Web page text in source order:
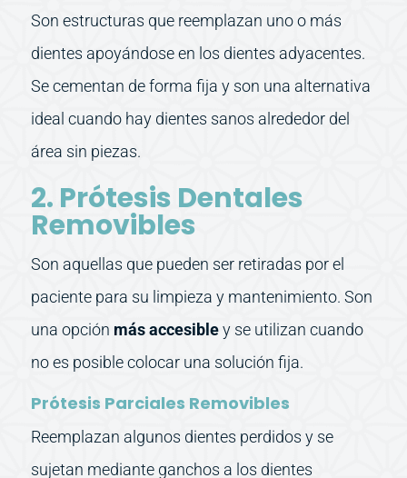
Son estructuras que reemplazan uno o más
dientes apoyándose en los dientes adyacentes.
Se cementan de forma fija y son una alternativa
ideal cuando hay dientes sanos alrededor del
área sin piezas.
2. Prótesis Dentales
Removibles
Son aquellas que pueden ser retiradas por el
paciente para su limpieza y mantenimiento. Son
una opción más accesibley se utilizan cuando
no es posible colocar una solución fija.
Prótesis Parciales Removibles
Reemplazan algunos dientes perdidos y se
sujetan mediante ganchos a los dientes